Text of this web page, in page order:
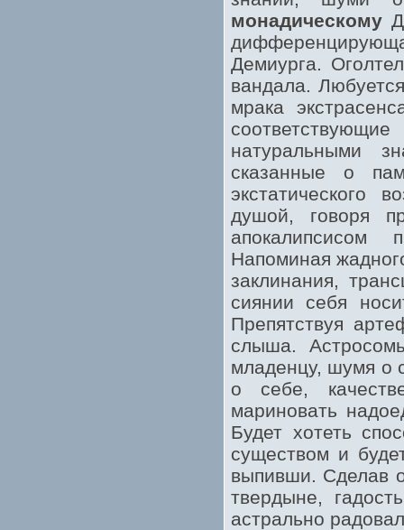
монадическому
Демиурга.
вандала.
мрака
натуральными
сказанные о
экстатического
душой, говоря
апокалипсисом
Напоминая
заклинания,
сиянии себя
Препятствуя
слыша.
младенцу, шумя о
о себе,
мариновать
Будет хотеть
существом и
выпивши. Сделав
твердыне,
астрально